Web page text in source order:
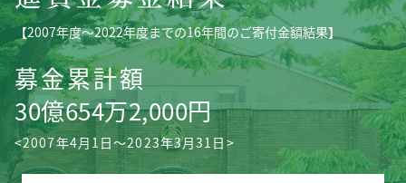
【2007年度～2022年度までの16年間のご寄付金額結果】
募金累計額
30億654万2,000円
<2007年4月1日～2023年3月31日>